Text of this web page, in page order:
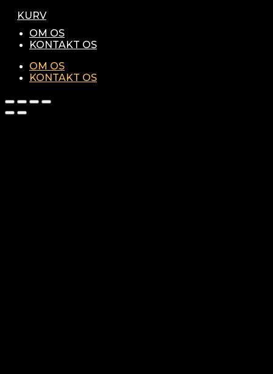
KURV
OM OS
KONTAKT OS
OM OS
KONTAKT OS